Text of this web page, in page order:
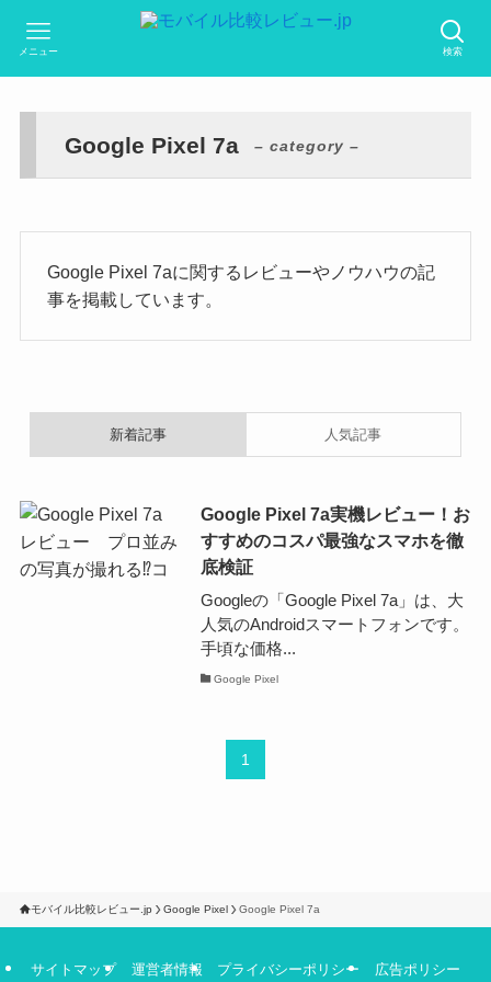
検索
メニュー
Google Pixel 7a – category –
Google Pixel 7aに関するレビューやノウハウの記
事を掲載しています。
新着記事 人気記事
Google Pixel 7a実機レビュー！お
すすめのコスパ最強なスマホを徹
底検証
Googleの「Google Pixel 7a」は、大
人気のAndroidスマートフォンです。
手頃な価格...
Google Pixel
1
モバイル比較レビュー.jp Google Pixel Google Pixel 7a
サイトマップ 運営者情報 プライバシーポリシー 広告ポリシー